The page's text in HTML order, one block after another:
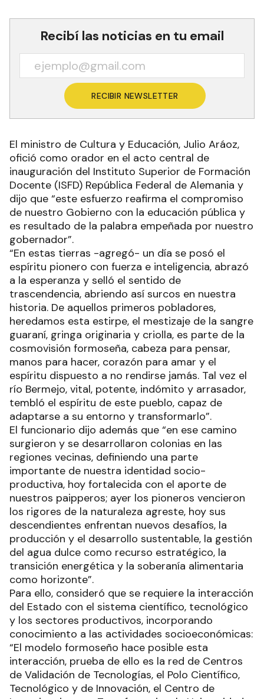
Recibí las noticias en tu email
RECIBIR NEWSLETTER
El ministro de Cultura y Educación, Julio Aráoz,
ofició como orador en el acto central de
inauguración del Instituto Superior de Formación
Docente (ISFD) República Federal de Alemania y
dijo que “este esfuerzo reafirma el compromiso
de nuestro Gobierno con la educación pública y
es resultado de la palabra empeñada por nuestro
gobernador”.
“En estas tierras -agregó- un día se posó el
espíritu pionero con fuerza e inteligencia, abrazó
a la esperanza y selló el sentido de
trascendencia, abriendo así surcos en nuestra
historia. De aquellos primeros pobladores,
heredamos esta estirpe, el mestizaje de la sangre
guaraní, gringa originaria y criolla, es parte de la
cosmovisión formoseña, cabeza para pensar,
manos para hacer, corazón para amar y el
espíritu dispuesto a no rendirse jamás. Tal vez el
río Bermejo, vital, potente, indómito y arrasador,
tembló el espíritu de este pueblo, capaz de
adaptarse a su entorno y transformarlo”.
El funcionario dijo además que “en ese camino
surgieron y se desarrollaron colonias en las
regiones vecinas, definiendo una parte
importante de nuestra identidad socio-
productiva, hoy fortalecida con el aporte de
nuestros paipperos; ayer los pioneros vencieron
los rigores de la naturaleza agreste, hoy sus
descendientes enfrentan nuevos desafíos, la
producción y el desarrollo sustentable, la gestión
del agua dulce como recurso estratégico, la
transición energética y la soberanía alimentaria
como horizonte”.
Para ello, consideró que se requiere la interacción
del Estado con el sistema científico, tecnológico
y los sectores productivos, incorporando
conocimiento a las actividades socioeconómicas:
“El modelo formoseño hace posible esta
interacción, prueba de ello es la red de Centros
de Validación de Tecnologías, el Polo Científico,
Tecnológico y de Innovación, el Centro de